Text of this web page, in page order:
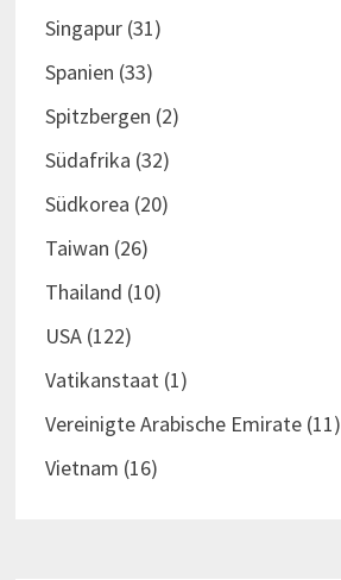
Singapur(31)
Spanien (33)
Spitzbergen (2)
Südafrika (32)
Südkorea (20)
Taiwan (26)
Thailand (10)
USA(122)
Vatikanstaat(1)
Vereinigte Arabische Emirate(11)
Vietnam (16)